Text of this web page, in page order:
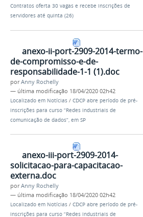
Contratos oferta 30 vagas e recebe inscrições de
servidores até quinta (26)
anexo-ii-port-2909-2014-termo-
de-compromisso-e-de-
responsabilidade-1-1 (1).doc
porAnny Rochelly
— última modificação 18/04/2020 02h42
Localizado em Notícias / CDCP abre período de pré-
inscrições para curso “Redes industriais de
comunicação de dados”, em SP
anexo-iii-port-2909-2014-
solicitacao-para-capacitacao-
externa.doc
porAnny Rochelly
— última modificação 18/04/2020 02h42
Localizado em Notícias / CDCP abre período de pré-
inscrições para curso “Redes industriais de